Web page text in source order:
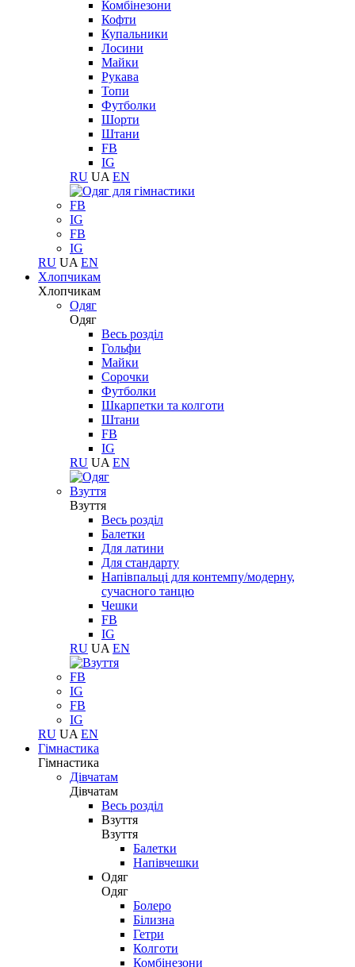
Комбінезони
Кофти
Купальники
Лосини
Майки
Рукава
Топи
Футболки
Шорти
Штани
FB
IG
RU UA EN
FB
IG
FB
IG
RU UA EN
Хлопчикам
Хлопчикам
Одяг
Одяг
Весь розділ
Гольфи
Майки
Сорочки
Футболки
Шкарпетки та колготи
Штани
FB
IG
RU UA EN
Взуття
Взуття
Весь розділ
Балетки
Для латини
Для стандарту
Напівпальці для контемпу/модерну,
сучасного танцю
Чешки
FB
IG
RU UA EN
FB
IG
FB
IG
RU UA EN
Гімнастика
Гімнастика
Дівчатам
Дівчатам
Весь розділ
Взуття
Взуття
Балетки
Напівчешки
Одяг
Одяг
Болеро
Білизна
Гетри
Колготи
Комбінезони